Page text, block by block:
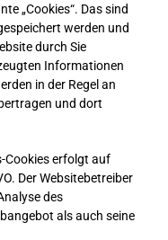
„Cookies“. Das sind
werden und
durch Sie
Informationen
in der Regel an
und dort
Cookies erfolgt auf
Der Websitebetreiber
des
als auch seine